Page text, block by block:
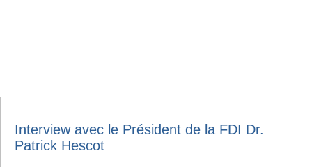
Interview avec le Président de la FDI Dr.
Patrick Hescot